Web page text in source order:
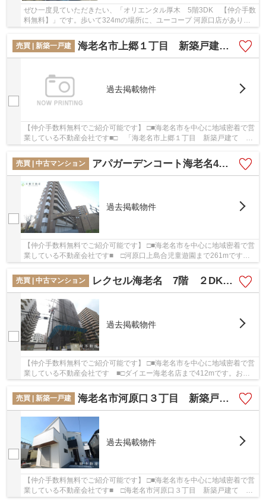
ぜひ一度見ていただきたい、「オリエンタル厚木 5階3DK 【仲介手数
料無料】」です。歩いて324mの場所に、ユーコープ 河原口店がありま
売買 | 新築一戸建
海老名市上郷１丁目 新築戸建て 全１棟 【仲介手数料無料】
過去掲載物件
【仲介手数料無料でご紹介可能です】 □■海老名市を中心に地域密着で営
業している不動産会社です■□ 「海老名市上郷１丁目 新築戸建て 全
１棟 【仲介手数料無料】」の物件情報をお探...
売買 | 中古マンション
アパガーデンコート海老名4階 3ＬＤＫ リフォーム済み【仲介手数料0円】
過去掲載物件
【仲介手数料無料でご紹介可能です】 □■海老名市を中心に地域密着で営
業している不動産会社です■ □河原口上島合児童遊園まで261mです。
薬や日用品を買うのに便利なドラッグストアスマ...
売買 | 中古マンション
レクセル海老名 7階 ２DK リフォーム済み 【仲介手数料無料】
過去掲載物件
【仲介手数料無料でご紹介可能です】 □■海老名市を中心に地域密着で営
業している不動産会社です ■□ダイエー海老名店まで412mです。お体
売買 | 新築一戸建
海老名市河原口３丁目 新築戸建て 全５棟 【仲介手数料無料】
過去掲載物件
【仲介手数料無料でご紹介可能です】 □■海老名市を中心に地域密着で営
業している不動産会社です■ □海老名市河原口３丁目 新築戸建て 全